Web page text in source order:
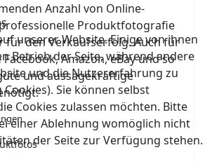
Anzahl von Online-
Produktfotografie
für den Verkaufserfolg. Auch für
Amazon, eBay und so
und aussagekräftige
unserer Website. Einige von ihnen
Betrieb der Seite, während andere
und die Nutzererfahrung zu
Sie können selbst
Cookies zulassen möchten. Bitte
einer Ablehnung womöglich nicht
der Seite zur Verfügung stehen.